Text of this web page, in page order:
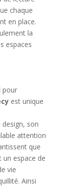
chaque
en place.
la
espaces
pour
est unique
son
attention
que
un espace de
vie
Ainsi